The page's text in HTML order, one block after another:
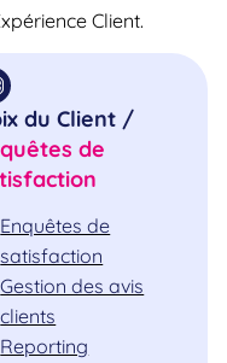
Client.
du Client /
de
Enquêtes de
satisfaction
Gestion des avis
clients
Reporting